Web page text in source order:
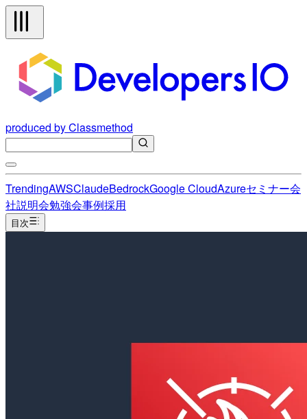
produced by Classmethod
TrendingAWSClaudeBedrockGoogle CloudAzureセミナー会
社説明会勉強会事例採用
目次